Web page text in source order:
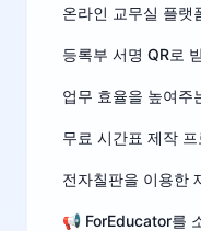
온라인 교무실 플랫
등록부 서명 QR로
업무 효율을 높여주
무료 시간표 제작
전자칠판을 이용한